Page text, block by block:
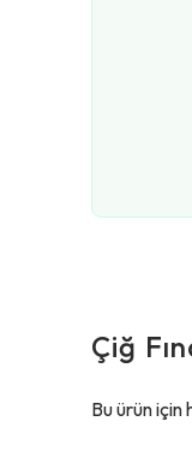
Çiğ
Bu ürün için